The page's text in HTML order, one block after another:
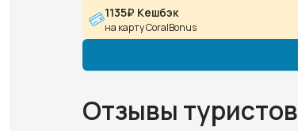
1135₽ Кешбэк
на карту CoralBonus
Отзывы туристов